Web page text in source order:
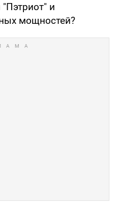
и
мощностей?